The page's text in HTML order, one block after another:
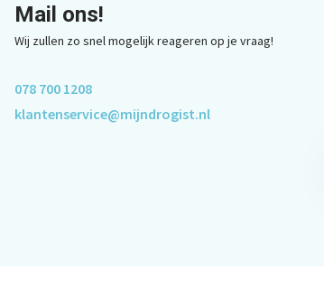
Mail ons!
Wij zullen zo snel mogelijk reageren op je vraag!
078 700 1208
klantenservice@mijndrogist.nl